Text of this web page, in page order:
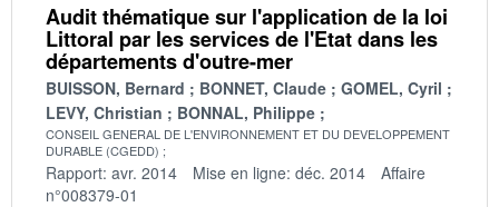
Audit thématique sur l'application de la loi
Littoral par les services de l'Etat dans les
départements d'outre-mer
BUISSON, Bernard BONNET, Claude
GOMEL, Cyril
LEVY, Christian
BONNAL, Philippe
CONSEIL GENERAL DE L'ENVIRONNEMENT ET DU DEVELOPPEMENT
DURABLE (CGEDD)
Rapport: avr. 2014 Mise en ligne: déc. 2014
Affaire
n°008379-01